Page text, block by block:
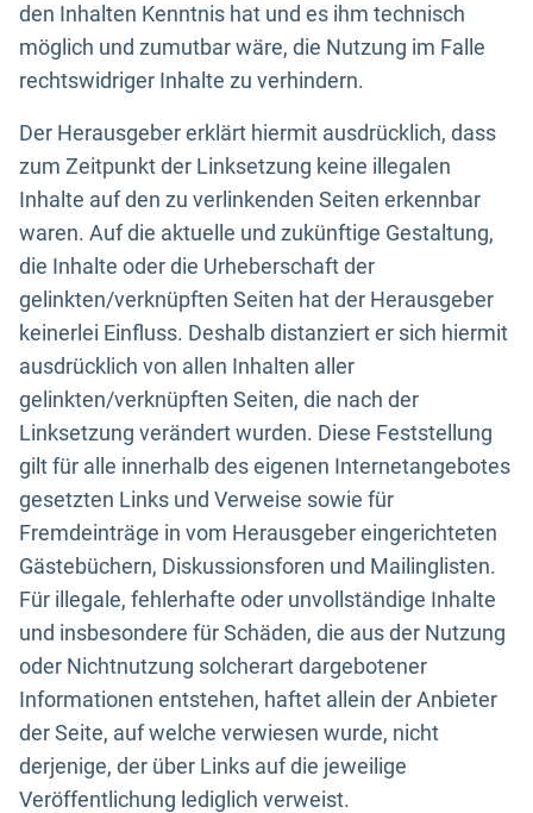
den Inhalten Kenntnis hat und es ihm technisch
möglich und zumutbar wäre, die Nutzung im Falle
rechtswidriger Inhalte zu verhindern.
Der Herausgeber erklärt hiermit ausdrücklich, dass
zum Zeitpunkt der Linksetzung keine illegalen
Inhalte auf den zu verlinkenden Seiten erkennbar
waren. Auf die aktuelle und zukünftige Gestaltung,
die Inhalte oder die Urheberschaft der
gelinkten/verknüpften Seiten hat der Herausgeber
keinerlei Einfluss. Deshalb distanziert er sich hiermit
ausdrücklich von allen Inhalten aller
gelinkten/verknüpften Seiten, die nach der
Linksetzung verändert wurden. Diese Feststellung
gilt für alle innerhalb des eigenen Internetangebotes
gesetzten Links und Verweise sowie für
Fremdeinträge in vom Herausgeber eingerichteten
Gästebüchern, Diskussionsforen und Mailinglisten.
Für illegale, fehlerhafte oder unvollständige Inhalte
und insbesondere für Schäden, die aus der Nutzung
oder Nichtnutzung solcherart dargebotener
Informationen entstehen, haftet allein der Anbieter
der Seite, auf welche verwiesen wurde, nicht
derjenige, der über Links auf die jeweilige
Veröffentlichung lediglich verweist.